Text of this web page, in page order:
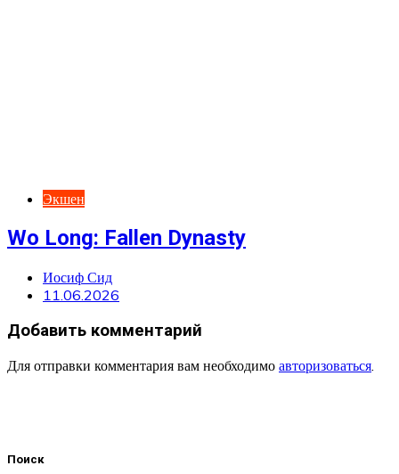
Экшен
Wo Long: Fallen Dynasty
Иосиф Сид
11.06.2026
Добавить комментарий
Для отправки комментария вам необходимо авторизоваться.
Поиск